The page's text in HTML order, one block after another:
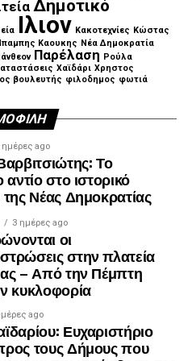
της ζωής, της περιουσίας
συνολικού σχεδιασμού
της Αττικής
η προστασία της
Δημοτικό
Ιλιον Κακοτεχνίες Κώστας
Καουκης Νέα Δημοκρατία
Παρέλαση Ρούλα
Χαϊδάρι Χρηστος
βουλευτής φιλοδημος φωτιά
ημέρες ago
Το
αντίο στο ιστορικό
της Νέας Δημοκρατίας
3 ημέρες ago
οι
στην πλατεία
– Από την Πέμπτη
κυκλοφορία
ago
Ευχαριστήριο
τους Δήμους που